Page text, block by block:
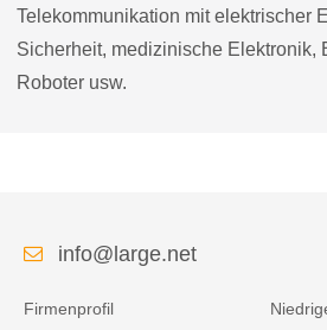
Telekommunikation mit elektrischer
Sicherheit, medizinische Elektronik,
Roboter usw.
info@large.net
Firmenprofil